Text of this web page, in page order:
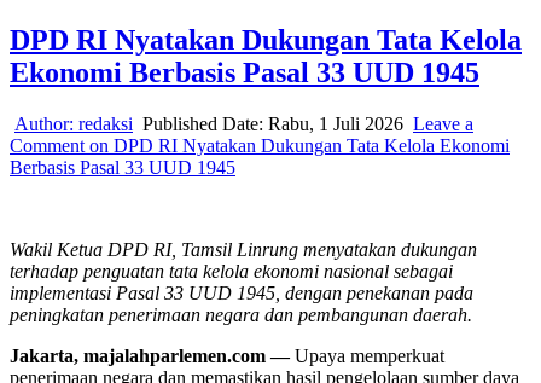
DPD RI Nyatakan Dukungan Tata Kelola
Ekonomi Berbasis Pasal 33 UUD 1945
Author: redaksi Published Date: Rabu, 1 Juli 2026 Leave a
Comment on DPD RI Nyatakan Dukungan Tata Kelola Ekonomi
Berbasis Pasal 33 UUD 1945
Wakil Ketua DPD RI, Tamsil Linrung menyatakan dukungan
terhadap penguatan tata kelola ekonomi nasional sebagai
implementasi Pasal 33 UUD 1945, dengan penekanan pada
peningkatan penerimaan negara dan pembangunan daerah.
Jakarta, majalahparlemen.com —Upaya memperkuat
penerimaan negara dan memastikan hasil pengelolaan sumber daya